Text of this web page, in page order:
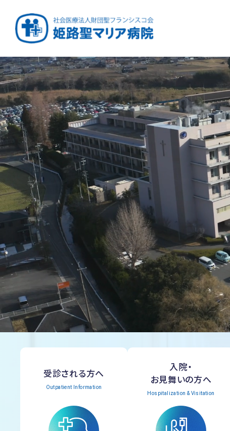
健康と安心をあなたに
つなぎ続ける地域医療
周産期から終末期まで
地域を支える医療
急性期から回復期へと
つなぐ医療
学び・育てる医療
受診される方へ
Outpatient Information
入院・
お見舞いの方へ
Hospitalization & Visitation